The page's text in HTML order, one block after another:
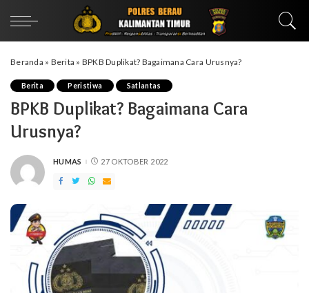
Beranda » Berita » BPKB Duplikat? Bagaimana Cara Urusnya?
Berita Peristiwa Satlantas
BPKB Duplikat? Bagaimana Cara
Urusnya?
POSTED
HUMAS 27 OKTOBER 2022